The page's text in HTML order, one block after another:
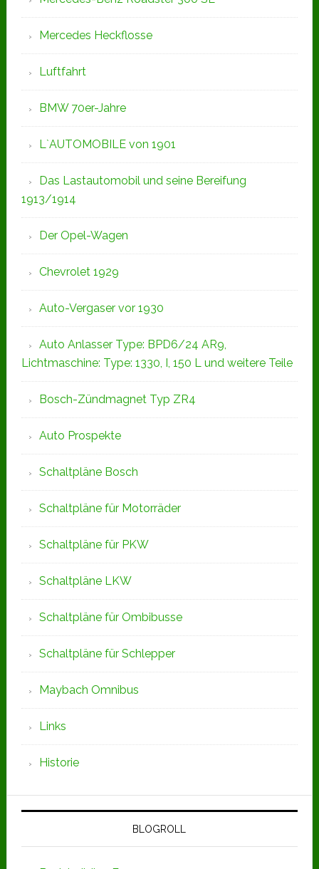
Mercedes Heckflosse
Luftfahrt
BMW 70er-Jahre
L`AUTOMOBILE von 1901
Das Lastautomobil und seine Bereifung
1913/1914
Der Opel-Wagen
Chevrolet 1929
Auto-Vergaser vor 1930
Auto Anlasser Type: BPD6/24 AR9,
Lichtmaschine: Type: 1330, I, 150 L und weitere Teile
Bosch-Zündmagnet Typ ZR4
Auto Prospekte
Schaltpläne Bosch
Schaltpläne für Motorräder
Schaltpläne für PKW
Schaltpläne LKW
Schaltpläne für Ombibusse
Schaltpläne für Schlepper
Maybach Omnibus
Links
Historie
BLOGROLL